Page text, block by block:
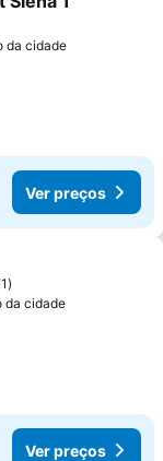
favoritos
da cidade
Ver preços
favoritos
da cidade
Ver preços